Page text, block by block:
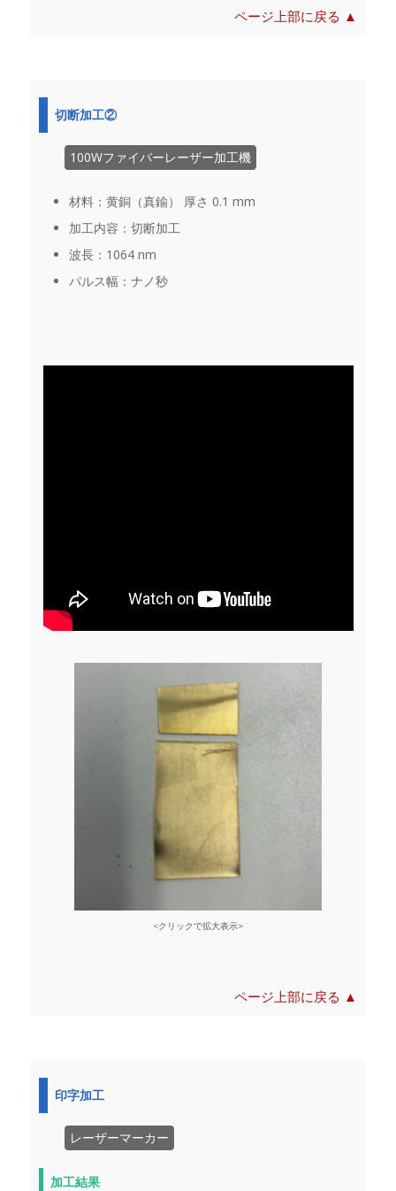
ページ上部に戻る ▲
切断加工②
100Wファイバーレーザー加工機
材料：黄銅（真鍮） 厚さ 0.1 mm
加工内容：切断加工
波長：1064 nm
パルス幅：ナノ秒
<クリックで拡大表示>
ページ上部に戻る ▲
印字加工
レーザーマーカー
加工結果